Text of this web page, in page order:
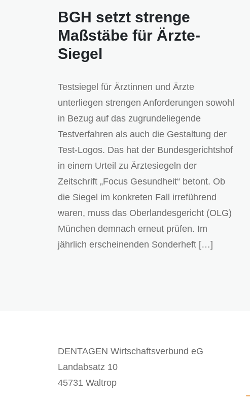
BGH setzt strenge
Maßstäbe für Ärzte-
Siegel
Testsiegel für Ärztinnen und Ärzte
unterliegen strengen Anforderungen sowohl
in Bezug auf das zugrundeliegende
Testverfahren als auch die Gestaltung der
Test-Logos. Das hat der Bundesgerichtshof
in einem Urteil zu Ärztesiegeln der
Zeitschrift „Focus Gesundheit“ betont. Ob
die Siegel im konkreten Fall irreführend
waren, muss das Oberlandesgericht (OLG)
München demnach erneut prüfen. Im
jährlich erscheinenden Sonderheft […]
DENTAGEN Wirtschaftsverbund eG
Landabsatz 10
45731 Waltrop